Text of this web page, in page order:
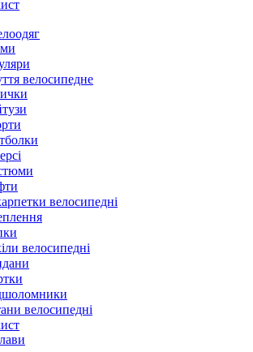
велосипедне
велосипедні
велосипедні
велосипедні